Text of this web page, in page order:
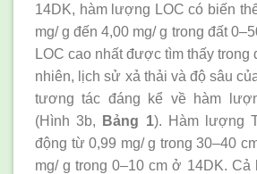
14DK, hàm lượng LOC có biến
mg/ g đến 4,00 mg/ g trong đất
LOC cao nhất được tìm thấy trong
nhiên, lịch sử xả thải và độ sâu
tương tác đáng kể về hàm
(Hình 3b,
Bảng 1). Hàm lượng
động từ 0,99 mg/ g trong 30–40
mg/ g trong 0–10 cm ở 14DK. Cả